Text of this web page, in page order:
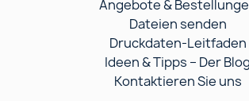
Hilfe & Ressourcen
Öffentliche Aufträge
Angebote & Bestellungen
Dateien senden
Druckdaten-Leitfaden